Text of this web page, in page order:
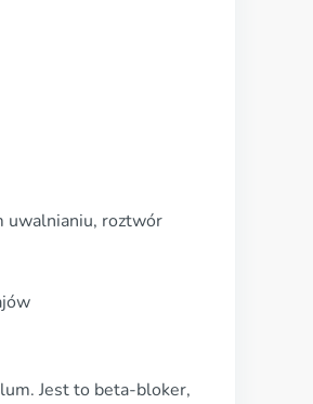
uwalnianiu, roztwór
Jest to beta-bloker,